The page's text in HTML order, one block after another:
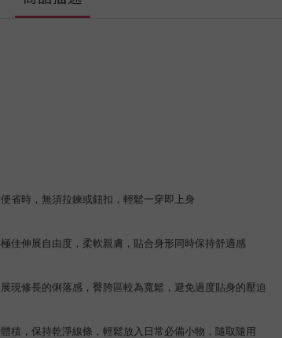
省時，無須拉鍊或鈕扣，輕鬆一穿即上身
佳伸展自由度，柔軟親膚，貼合身形同時保持舒適感
現修長的俐落感，臀胯區較為寬鬆，避免過度貼身的壓迫
積，保持乾淨線條，輕鬆放入日常必備小物，隨取隨用